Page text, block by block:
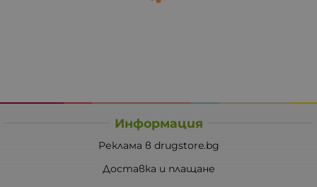
Информация
Реклама в drugstore.bg
Доставка и плащане